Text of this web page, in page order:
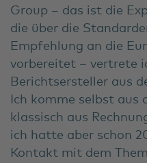
Group – das ist die
die über die
Empfehlung an die
vorbereitet – vertrete
Berichtsersteller aus
Ich komme selbst aus
klassisch aus
ich hatte aber schon
Kontakt mit dem